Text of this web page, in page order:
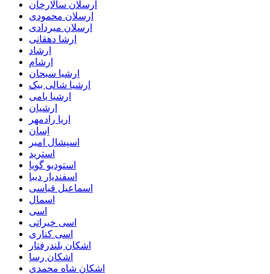
ارسلان سالارخان
ارسلان محمودی
ارسلان میردادی
ارشا دهقانی
ارشاد
ارشام
ارشیا سبحان
ارشیا شالی بیک
ارشیا یامی
ارشیان
اریا رادمهر
اِسان
اسپشال امیر
استرید
استودیو گویا
اسفندیار دیبا
اسماعیل قیاسی
اسمال
اسی
اسی خیراتی
اسی کناری
اشکان بلندرفتار
اشکان رسا
اشکان شاه محمدی